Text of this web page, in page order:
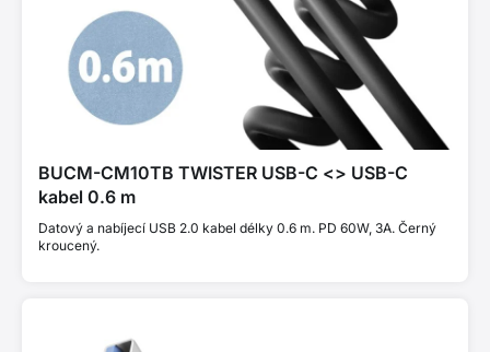
BUCM-CM10TB TWISTER USB-C <> USB-C
kabel 0.6 m
Datový a nabíjecí USB 2.0 kabel délky 0.6 m. PD 60W, 3A. Černý
kroucený.